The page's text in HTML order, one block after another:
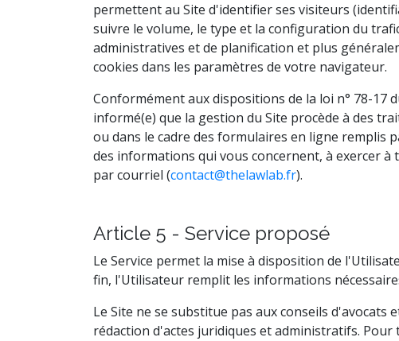
permettent au Site d'identifier ses visiteurs
suivre le volume, le type et la configuration du
administratives et de planification et plus
cookies dans les paramètres de votre navigateur.
Conformément aux dispositions de la loi n° 78-17
informé(e) que la gestion du Site procède à des
ou dans le cadre des formulaires en ligne remplis
des informations qui vous concernent, à exercer
par courriel (contact@thelawlab.fr).
Article 5 - Service proposé
Le Service permet la mise à disposition de
fin, l'Utilisateur remplit les informations
Le Site ne se substitue pas aux conseils
rédaction d'actes juridiques et administratifs.